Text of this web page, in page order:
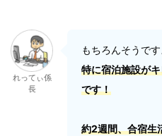
れってぃ係
長
もちろんそうです
特に宿泊施設が
です！
約2週間、合宿生